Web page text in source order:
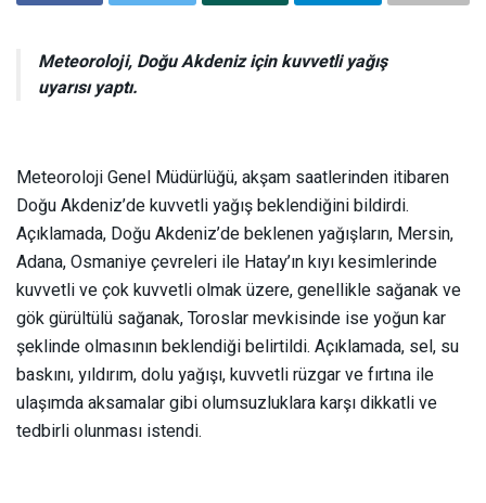
Meteoroloji, Doğu Akdeniz için kuvvetli yağış
uyarısı yaptı.
Meteoroloji Genel Müdürlüğü, akşam saatlerinden itibaren
Doğu Akdeniz’de kuvvetli yağış beklendiğini bildirdi.
Açıklamada, Doğu Akdeniz’de beklenen yağışların, Mersin,
Adana, Osmaniye çevreleri ile Hatay’ın kıyı kesimlerinde
kuvvetli ve çok kuvvetli olmak üzere, genellikle sağanak ve
gök gürültülü sağanak, Toroslar mevkisinde ise yoğun kar
şeklinde olmasının beklendiği belirtildi. Açıklamada, sel, su
baskını, yıldırım, dolu yağışı, kuvvetli rüzgar ve fırtına ile
ulaşımda aksamalar gibi olumsuzluklara karşı dikkatli ve
tedbirli olunması istendi.